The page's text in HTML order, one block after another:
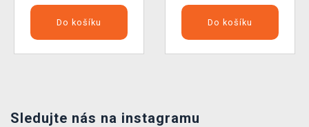
Do košíku Do košíku
Sledujte nás na instagramu